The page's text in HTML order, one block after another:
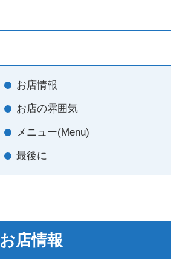
お店情報
お店の雰囲気
メニュー(Menu)
最後に
お店情報